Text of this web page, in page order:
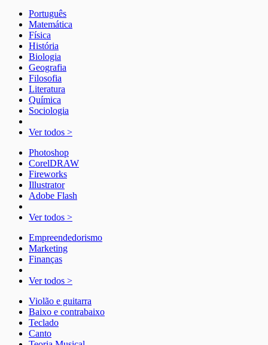
Português
Matemática
Física
História
Biologia
Geografia
Filosofia
Literatura
Química
Sociologia
Ver todos >
Photoshop
CorelDRAW
Fireworks
Illustrator
Adobe Flash
Ver todos >
Empreendedorismo
Marketing
Finanças
Ver todos >
Violão e guitarra
Baixo e contrabaixo
Teclado
Canto